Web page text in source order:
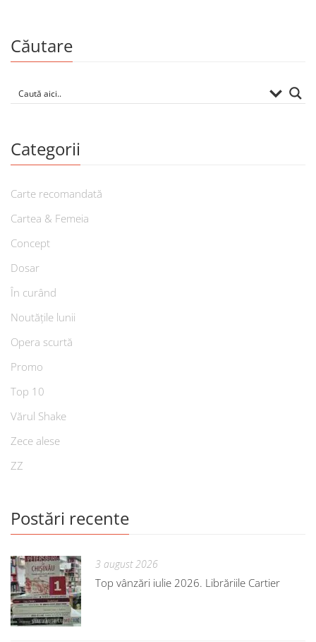
Căutare
Categorii
Carte recomandată
Cartea & Femeia
Concept
Dosar
În curând
Noutățile lunii
Opera scurtă
Promo
Top 10
Vărul Shake
Zece alese
ZZ
Postări recente
3 august 2026
Top vânzări iulie 2026. Librăriile Cartier